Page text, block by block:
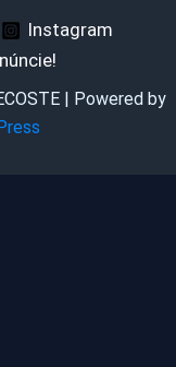
Instagram
| Powered by